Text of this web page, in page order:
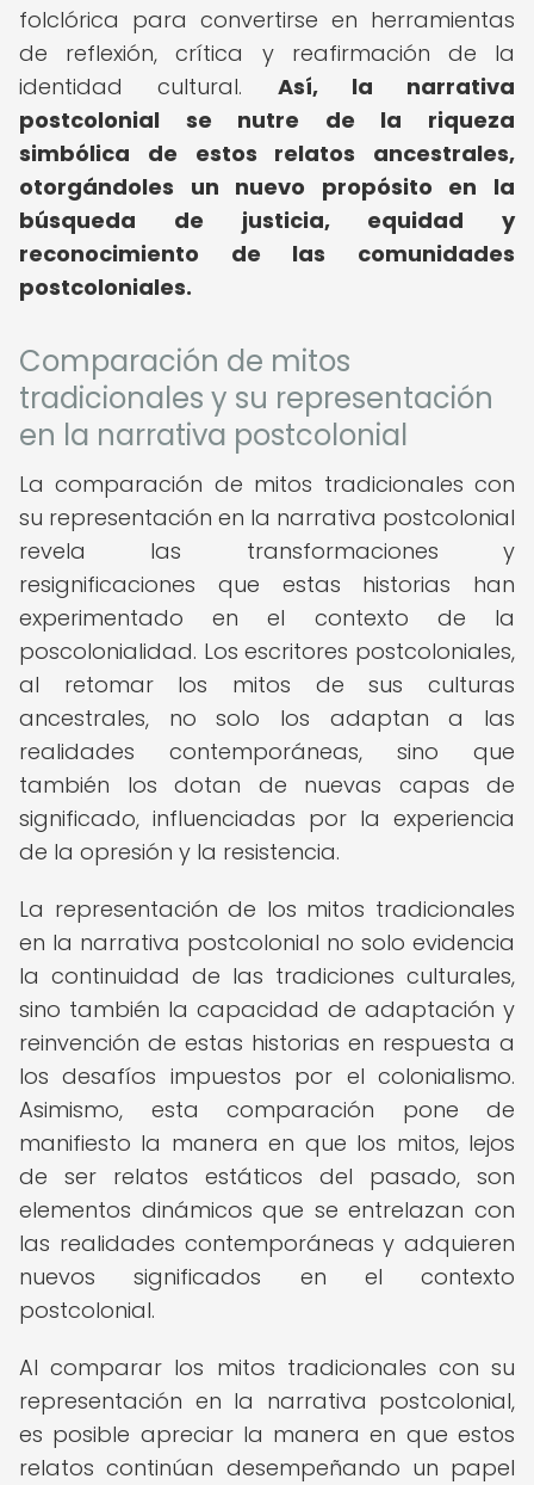
folclórica para convertirse en herramientas
de reflexión, crítica y reafirmación de la
identidad cultural. Así, la narrativa
postcolonial se nutre de la riqueza
simbólica de estos relatos ancestrales,
otorgándoles un nuevo propósito en la
búsqueda de justicia, equidad y
reconocimiento de las comunidades
postcoloniales.
Comparación de mitos
tradicionales y su representación
en la narrativa postcolonial
La comparación de mitos tradicionales con
su representación en la narrativa postcolonial
revela las transformaciones y
resignificaciones que estas historias han
experimentado en el contexto de la
poscolonialidad. Los escritores postcoloniales,
al retomar los mitos de sus culturas
ancestrales, no solo los adaptan a las
realidades contemporáneas, sino que
también los dotan de nuevas capas de
significado, influenciadas por la experiencia
de la opresión y la resistencia.
La representación de los mitos tradicionales
en la narrativa postcolonial no solo evidencia
la continuidad de las tradiciones culturales,
sino también la capacidad de adaptación y
reinvención de estas historias en respuesta a
los desafíos impuestos por el colonialismo.
Asimismo, esta comparación pone de
manifiesto la manera en que los mitos, lejos
de ser relatos estáticos del pasado, son
elementos dinámicos que se entrelazan con
las realidades contemporáneas y adquieren
nuevos significados en el contexto
postcolonial.
Al comparar los mitos tradicionales con su
representación en la narrativa postcolonial,
es posible apreciar la manera en que estos
relatos continúan desempeñando un papel